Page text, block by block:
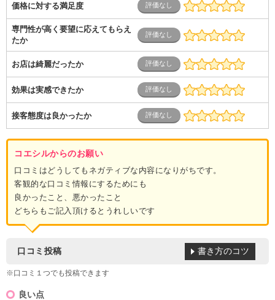
価格に対する満足度
専門性が高く要望に応えてもらえ
たか
お店は綺麗だったか
効果は実感できたか
接客態度は良かったか
コエシルからのお願い
口コミはどうしてもネガティブな内容になりがちです。
客観的な口コミ情報にするためにも
良かったこと、悪かったこと
どちらもご記入頂けるとうれしいです
口コミ投稿
※口コミ１つでも投稿できます
書き方のコツ
良い点